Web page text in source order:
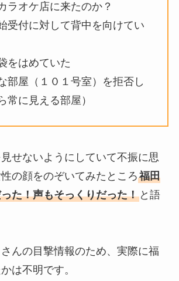
ラオケ店に来たのか？
受付に対して背中を向けてい
をはめていた
部屋（１０１号室）を拒否し
常に見える部屋）
せないようにしていて不振に思
の顔をのぞいてみたところ福田
た！声もそっくりだった！と語
んの目撃情報のため、実際に福
は不明です。